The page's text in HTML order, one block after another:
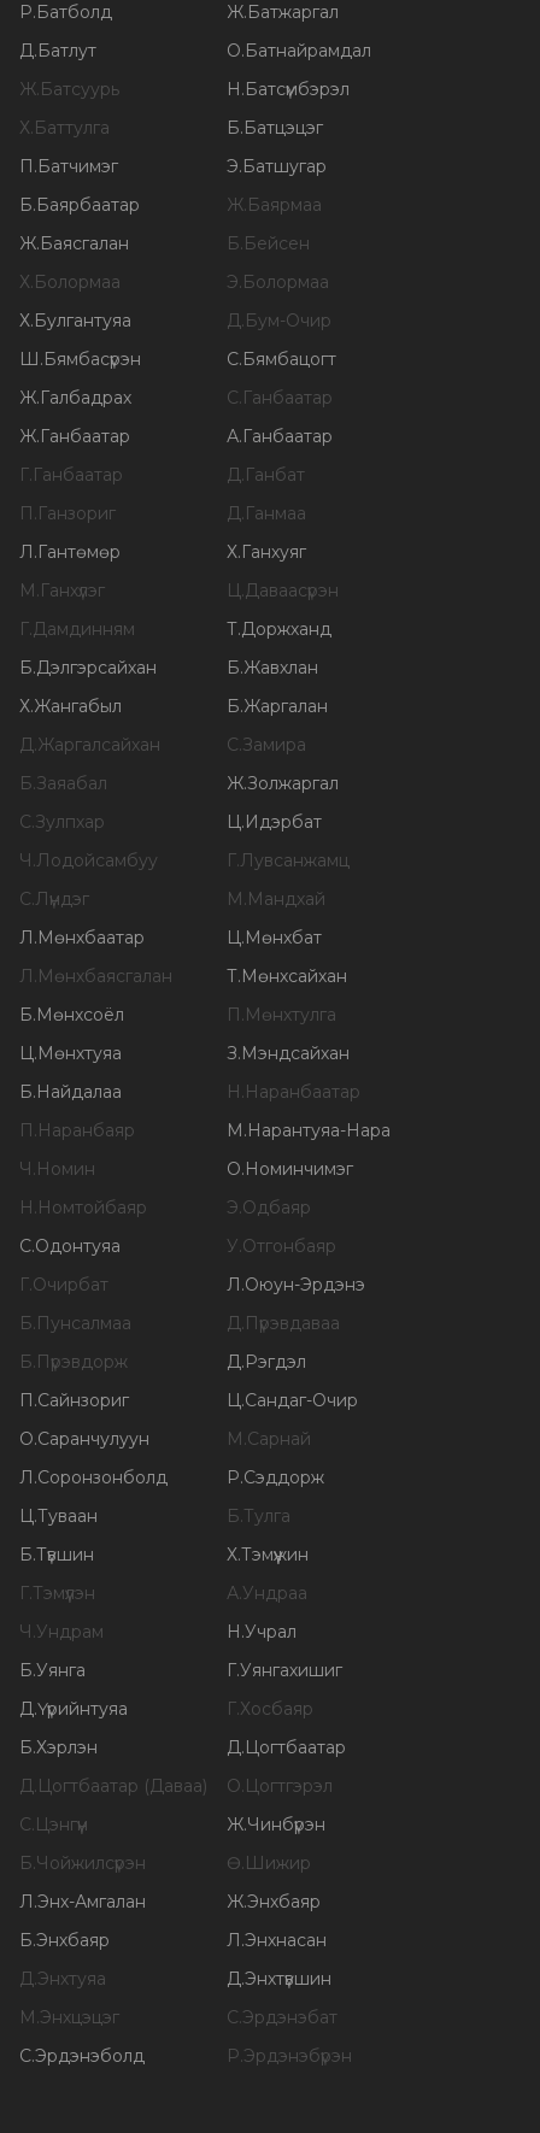
Р.Батболд Ж.Батжаргал
Д.Батлут О.Батнайрамдал
Ж.Батсуурь Н.Батсүмбэрэл
Х.Баттулга Б.Батцэцэг
П.Батчимэг Э.Батшугар
Б.Баярбаатар Ж.Баярмаа
Ж.Баясгалан Б.Бейсен
Х.Болормаа Э.Болормаа
Х.Булгантуяа Д.Бум-Очир
Ш.Бямбасүрэн С.Бямбацогт
Ж.Галбадрах С.Ганбаатар
Ж.Ганбаатар А.Ганбаатар
Г.Ганбаатар Д.Ганбат
П.Ганзориг Д.Ганмаа
Л.Гантөмөр Х.Ганхуяг
М.Ганхүлэг Ц.Даваасүрэн
Г.Дамдинням Т.Доржханд
Б.Дэлгэрсайхан Б.Жавхлан
Х.Жангабыл Б.Жаргалан
Д.Жаргалсайхан С.Замира
Б.Заяабал Ж.Золжаргал
С.Зулпхар Ц.Идэрбат
Ч.Лодойсамбуу Г.Лувсанжамц
С.Лүндэг М.Мандхай
Л.Мөнхбаатар Ц.Мөнхбат
Л.Мөнхбаясгалан Т.Мөнхсайхан
Б.Мөнхсоёл П.Мөнхтулга
Ц.Мөнхтуяа З.Мэндсайхан
Б.Найдалаа Н.Наранбаатар
П.Наранбаяр М.Нарантуяа-Нара
Ч.Номин О.Номинчимэг
Н.Номтойбаяр Э.Одбаяр
С.Одонтуяа У.Отгонбаяр
Г.Очирбат Л.Оюун-Эрдэнэ
Б.Пунсалмаа Д.Пүрэвдаваа
Б.Пүрэвдорж Д.Рэгдэл
П.Сайнзориг Ц.Сандаг-Очир
О.Саранчулуун М.Сарнай
Л.Соронзонболд Р.Сэддорж
Ц.Туваан Б.Тулга
Б.Түвшин Х.Тэмүүжин
Г.Тэмүүлэн А.Ундраа
Ч.Ундрам Н.Учрал
Б.Уянга Г.Уянгахишиг
Д.Үүрийнтуяа Г.Хосбаяр
Б.Хэрлэн Д.Цогтбаатар
Д.Цогтбаатар (Даваа) О.Цогтгэрэл
С.Цэнгүүн Ж.Чинбүрэн
Б.Чойжилсүрэн Ө.Шижир
Л.Энх-Амгалан Ж.Энхбаяр
Б.Энхбаяр Л.Энхнасан
Д.Энхтуяа Д.Энхтүвшин
М.Энхцэцэг С.Эрдэнэбат
С.Эрдэнэболд Р.Эрдэнэбүрэн